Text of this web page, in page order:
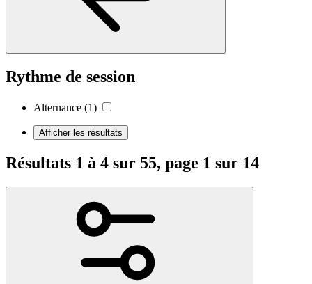
Rythme de session
Alternance (1)
Afficher les résultats
Résultats 1 à 4 sur 55, page 1 sur 14